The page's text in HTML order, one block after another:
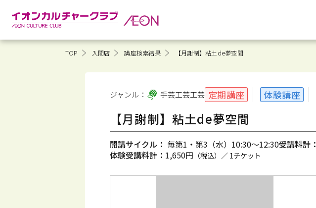
TOP 入間店 講座検索結果 【月謝制】粘土de夢空間
ジャンル： 手芸工芸工芸 定期講座 体験講座
【月謝制】粘土de夢空間
開講サイクル： 毎第1・第3（水）10:30～12:30受講料計：
体験受講料計： 1,650円 （税込）／ 1チケット